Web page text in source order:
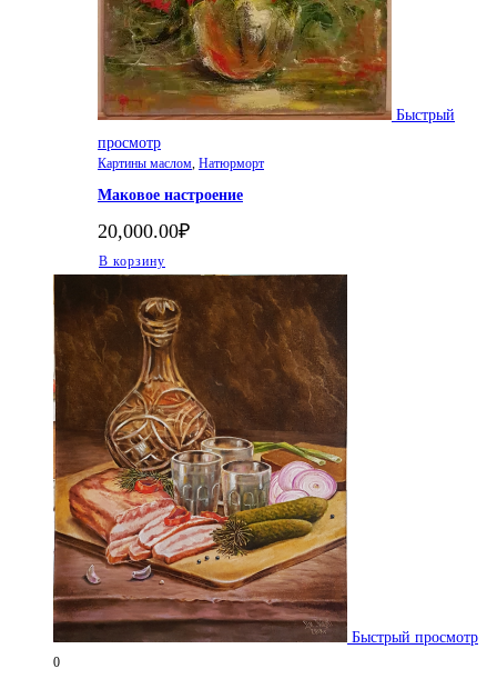
Быстрый
просмотр
Картины маслом, Натюрморт
Маковое настроение
20,000.00₽
В корзину
Быстрый просмотр
0